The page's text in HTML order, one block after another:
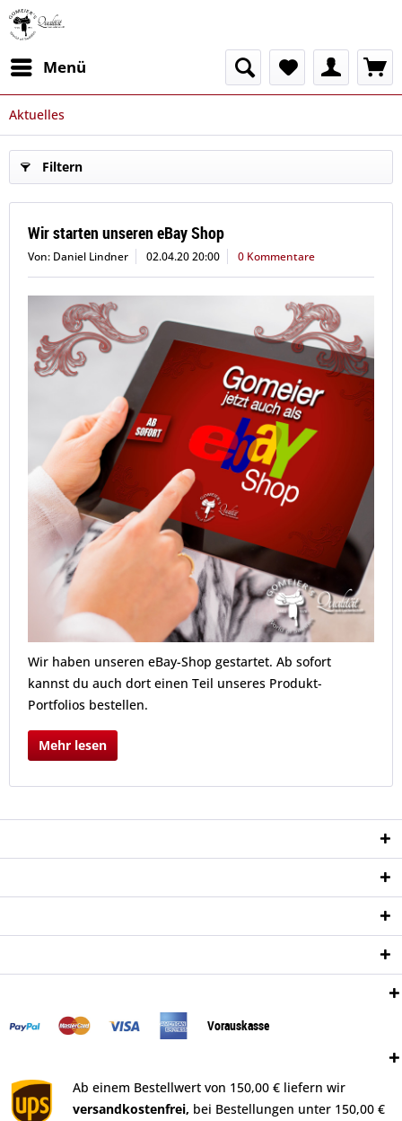
Menü
Aktuelles
Filtern
Wir starten unseren eBay Shop
Von: Daniel Lindner 02.04.20 20:00 0 Kommentare
Wir haben unseren eBay-Shop gestartet. Ab sofort
kannst du auch dort einen Teil unseres Produkt-
Portfolios bestellen.
Mehr lesen
Vorauskasse
Ab einem Bestellwert von 150,00 € liefern wir
versandkostenfrei, bei Bestellungen unter 150,00 €